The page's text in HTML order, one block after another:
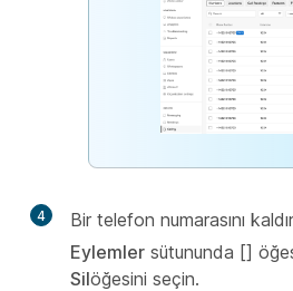
4
Bir telefon numarasını
Eylemler sütununda []
Silöğesini seçin.